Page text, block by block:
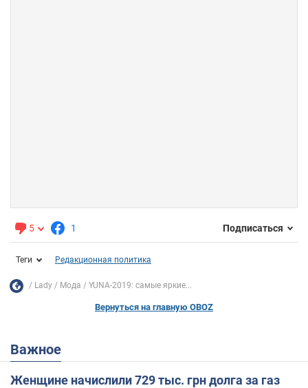
5 1 Подписаться
Теги Редакционная политика
Lady Мода YUNA-2019: самые яркие...
Вернуться на главную OBOZ
Важное
Женщине начислили 729 тыс. грн долга за газ